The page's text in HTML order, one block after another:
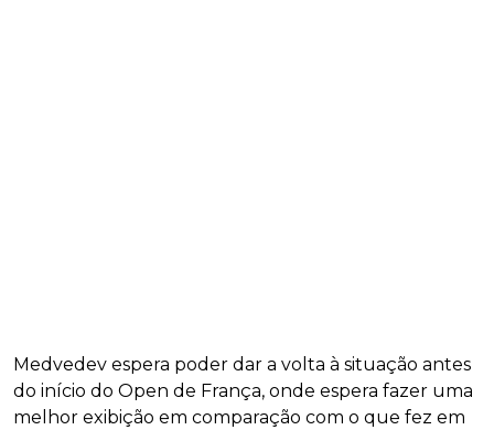
Medvedev espera poder dar a volta à situação antes
do início do Open de França, onde espera fazer uma
melhor exibição em comparação com o que fez em